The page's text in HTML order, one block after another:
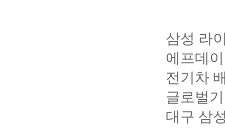
삼성 라
에프데
전기차
글로벌
대구 삼